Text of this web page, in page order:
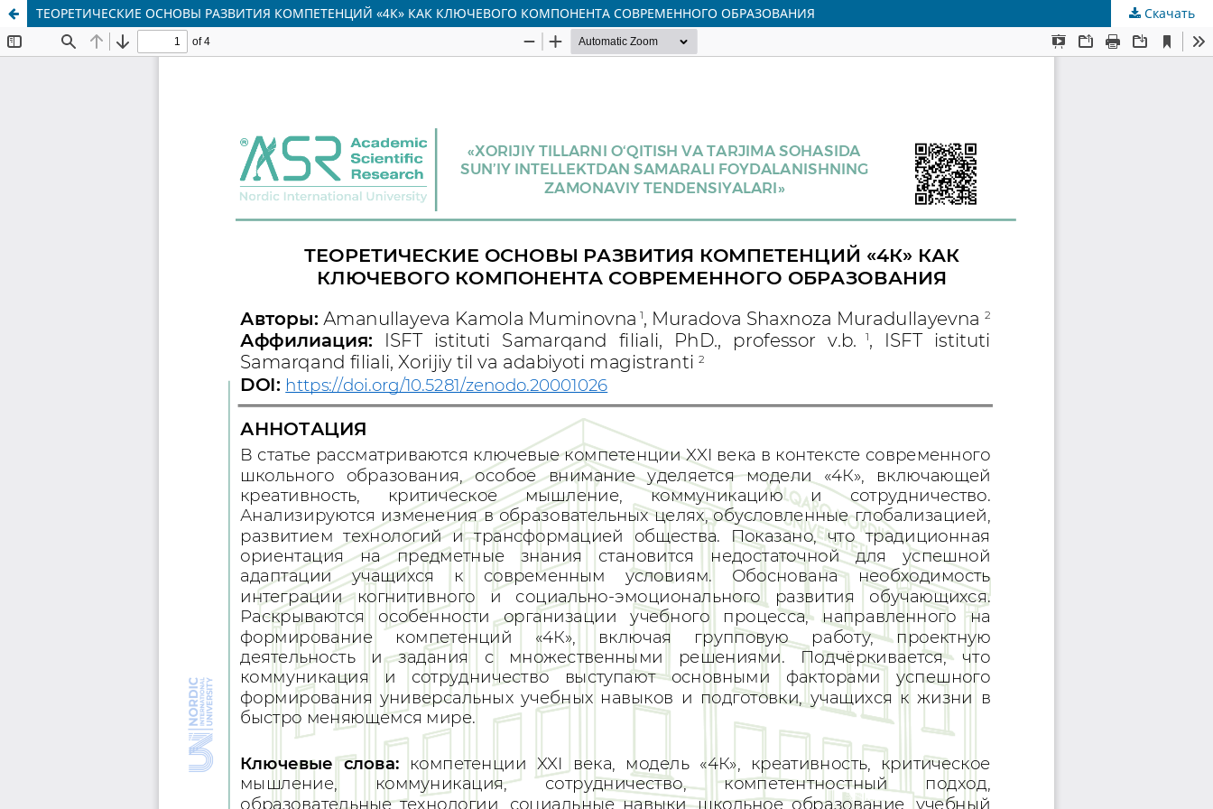
ТЕОРЕТИЧЕСКИЕ ОСНОВЫ РАЗВИТИЯ КОМПЕТЕНЦИЙ «4К» КАК КЛЮЧЕВОГО КОМПОНЕНТА СОВРЕМЕННОГО ОБРАЗОВАНИЯ Скачать